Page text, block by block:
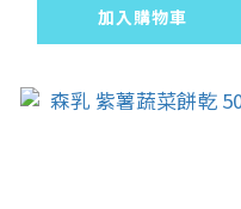
加入購物車